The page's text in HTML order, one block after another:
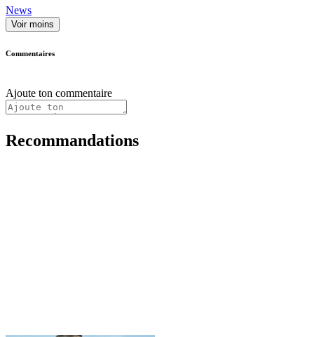
News
Voir moins
Commentaires
Ajoute ton commentaire
Recommandations